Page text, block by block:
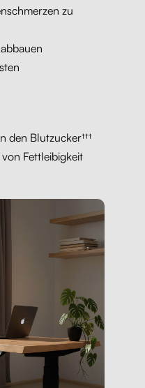
zu
den Blutzucker†††
Fettleibigkeit